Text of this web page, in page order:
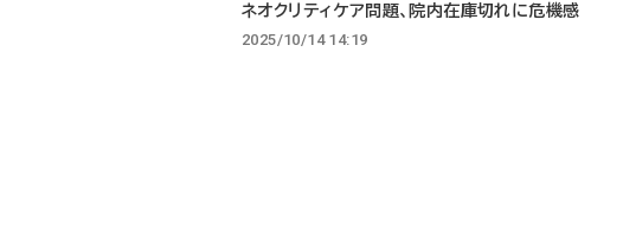
ネオクリティケア問題、院内在庫切れに危機感
2025/10/14 14:19